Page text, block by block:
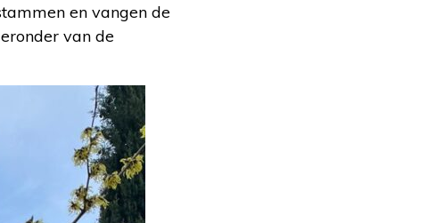
en vangen de
van de